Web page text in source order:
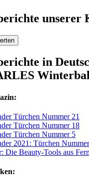
unserer
in
Türchen Nummer 21
Türchen Nummer 18
Türchen Nummer 5
2021: Türchen
Die Beauty-Tools aus